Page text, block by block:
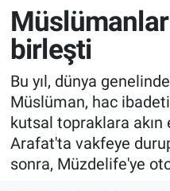
birleşti
Bu yıl, dünya
Müslüman, hac
kutsal topraklara akın
Arafat'ta vakfeye
sonra, Müzdelife'ye
DİYARBAKIR
EKONOMİ
GÜNDEM
BÖLGE
DÜNYA
Namaz Vakitleri
Trafik Durumu
Süper Lig Puan
Tüm Manşetler
Son Dakika Haberleri